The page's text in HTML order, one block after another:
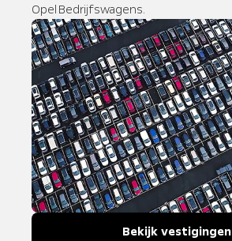
Opel Bedrijfswagens.
Bekijk vestigingen